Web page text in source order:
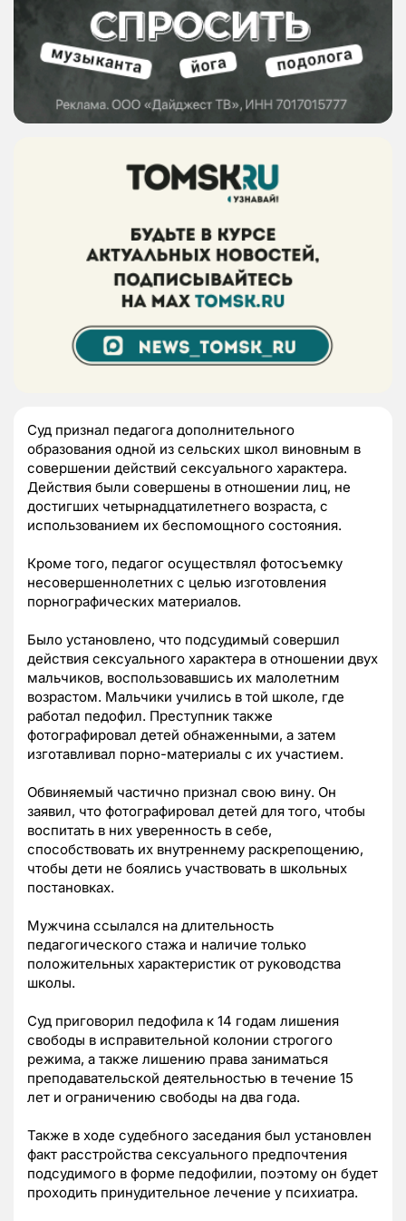
Суд признал педагога дополнительного
образования одной из сельских школ виновным в
совершении действий сексуального характера.
Действия были совершены в отношении лиц, не
достигших четырнадцатилетнего возраста, с
использованием их беспомощного состояния.
Кроме того, педагог осуществлял фотосъемку
несовершеннолетних с целью изготовления
порнографических материалов.
Было установлено, что подсудимый совершил
действия сексуального характера в отношении двух
мальчиков, воспользовавшись их малолетним
возрастом. Мальчики учились в той школе, где
работал педофил. Преступник также
фотографировал детей обнаженными, а затем
изготавливал порно-материалы с их участием.
Обвиняемый частично признал свою вину. Он
заявил, что фотографировал детей для того, чтобы
воспитать в них уверенность в себе,
способствовать их внутреннему раскрепощению,
чтобы дети не боялись участвовать в школьных
постановках.
Мужчина ссылался на длительность
педагогического стажа и наличие только
положительных характеристик от руководства
школы.
Суд приговорил педофила к 14 годам лишения
свободы в исправительной колонии строгого
режима, а также лишению права заниматься
преподавательской деятельностью в течение 15
лет и ограничению свободы на два года.
Также в ходе судебного заседания был установлен
факт расстройства сексуального предпочтения
подсудимого в форме педофилии, поэтому он будет
проходить принудительное лечение у психиатра.